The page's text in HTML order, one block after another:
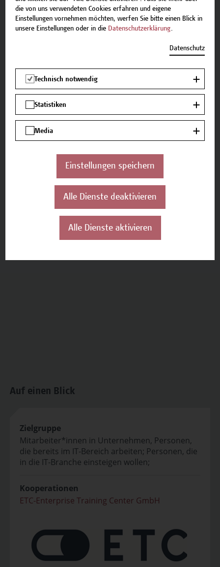
erfahren?
Wir laden Sie herzlich ein, in unseren Foldern zu
stöbern und detaillierte Informationen zu entdecken.
Auf einen Blick
Zielgruppe
Mitarbeiter*innen in Unternehmen, Personen,
die bereits im IT-Bereich arbeiten; Personen, die
in die IT-Branche einsteigen wollen;
Kooperationen
ETC-Enterprise Training Center GmbH
die von uns verwendeten Cookies erfahren und eigene
Einstellungen vornehmen möchten, werfen Sie bitte einen Blick in
unsere Einstellungen oder in die Datenschutzerklärung.
Datenschutz
Technisch notwendig
Statistiken
Media
Einstellungen speichern
Alle Dienste deaktivieren
Alle Dienste aktivieren